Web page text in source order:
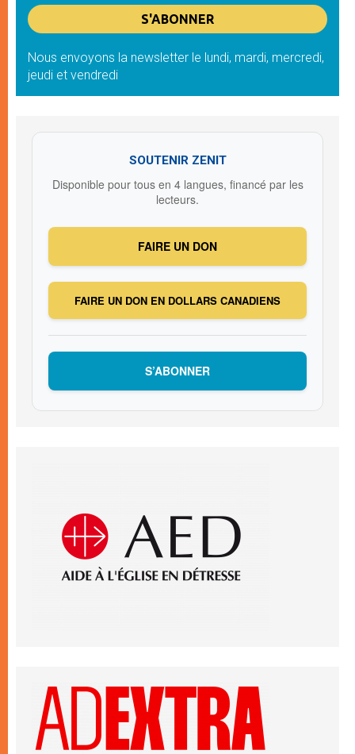
Nous envoyons la newsletter le lundi, mardi, mercredi,
jeudi et vendredi
SOUTENIR ZENIT
Disponible pour tous en 4 langues, financé par les
lecteurs.
FAIRE UN DON
FAIRE UN DON EN DOLLARS CANADIENS
S’ABONNER